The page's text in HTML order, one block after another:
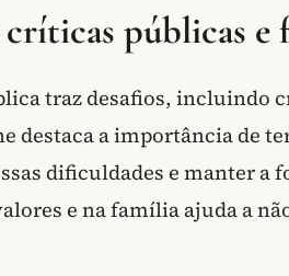
públicas e
traz desafios, incluindo
destaca a importância de
dificuldades e manter a
e na família ajuda a